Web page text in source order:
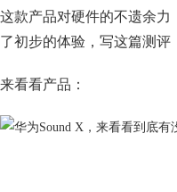
这款产品对硬件的不遗余
了初步的体验，写这篇测评
来看看产品：